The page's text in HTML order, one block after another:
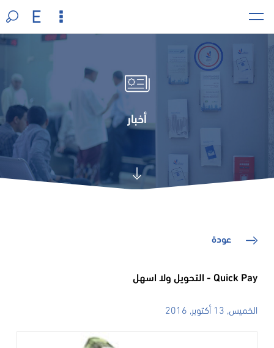
أخبار
عودة
Quick Pay - التحويل ولا اسهل
الخميس, 13 أكتوبر, 2016